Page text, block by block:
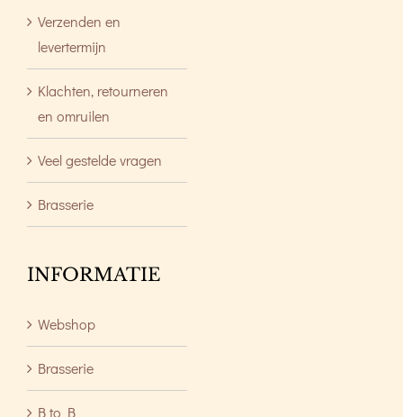
Verzenden en
levertermijn
Klachten, retourneren
en omruilen
Veel gestelde vragen
Brasserie
INFORMATIE
Webshop
Brasserie
B to B